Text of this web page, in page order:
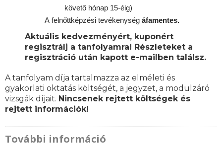
követő hónap 15-éig)
A felnőttképzési tevékenység áfamentes.
Aktuális kedvezményért, kuponért
regisztrálj a tanfolyamra! Részleteket a
regisztráció után kapott e-mailben találsz.
A tanfolyam díja tartalmazza az elméleti és
gyakorlati oktatás költségét, a jegyzet, a modulzáró
vizsgák díjait. Nincsenek rejtett költségek és
rejtett információk!
További információ